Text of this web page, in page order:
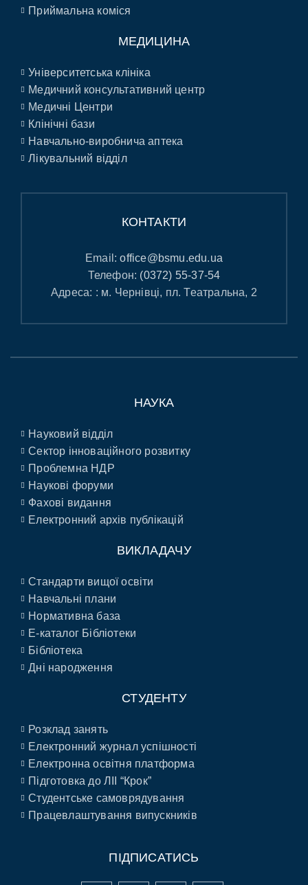
Приймальна коміся
МЕДИЦИНА
Університетська клініка
Медичний консультативний центр
Медичні Центри
Клінічні бази
Навчально-виробнича аптека
Лікувальний відділ
КОНТАКТИ
Email:office@bsmu.edu.ua
Телефон: (0372) 55-37-54
Адреса: : м. Чернівці, пл. Театральна, 2
НАУКА
Науковий відділ
Сектор інноваційного розвитку
Проблемна НДР
Наукові форуми
Фахові видання
Електронний архів публікацій
ВИКЛАДАЧУ
Стандарти вищої освіти
Навчальні плани
Нормативна база
E-каталог Бібліотеки
Бібліотека
Дні народження
СТУДЕНТУ
Розклад занять
Електронний журнал успішності
Електронна освітня платформа
Підготовка до ЛІІ “Крок”
Студентське самоврядування
Працевлаштування випускників
ПІДПИСАТИСЬ